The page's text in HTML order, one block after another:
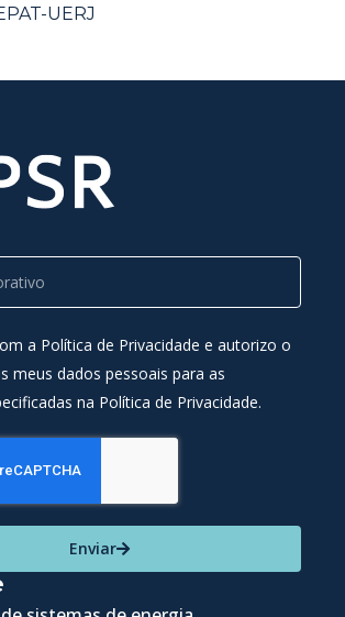
UERJ
a Política de Privacidade e autorizo o
meus dados pessoais para as
na Política de Privacidade.
Enviar